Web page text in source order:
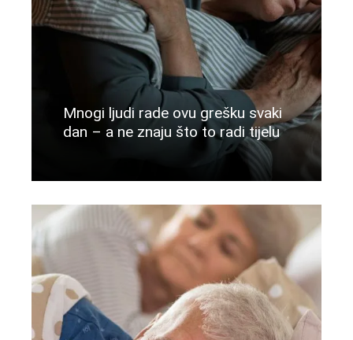
Mnogi ljudi rade ovu grešku svaki
dan – a ne znaju što to radi tijelu